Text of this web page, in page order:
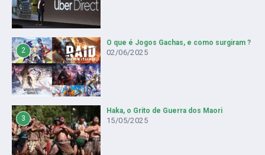
2
O que é Jogos Gachas, e como surgiram ?
02/06/2025
3
Haka, o Grito de Guerra dos Maori
15/05/2025